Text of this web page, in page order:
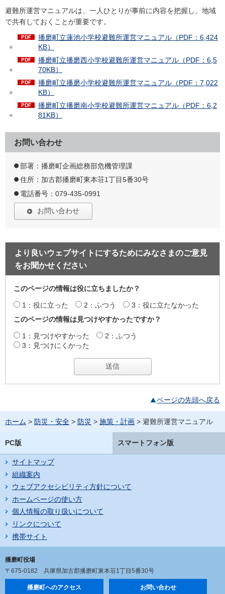
避難所運営マニュアルは、一人ひとりが事前に内容を把握し、地域
で共有しておくことが重要です。
播磨町立蓮池小学校避難所運営マニュアル（PDF：6,424
KB）
播磨町立播磨西小学校避難所運営マニュアル（PDF：6,5
70KB）
播磨町立播磨小学校避難所運営マニュアル（PDF：7,022
KB）
播磨町立播磨南小学校避難所運営マニュアル（PDF：6,2
81KB）
お問い合わせ
部署：播磨町企画総務部危機管理課
住所：加古郡播磨町東本荘1丁目5番30号
電話番号：079-435-0991
お問い合わせ
より良いウェブサイトにするためにみなさまのご意見
をお聞かせください
このページの情報は役に立ちましたか？
1：役に立った 2：ふつう
3：役に立たなかった
このページの情報は見つけやすかったですか？
1：見つけやすかった
2：ふつう
3：見つけにくかった
ページの先頭へ戻る
ホーム > 防災・安全 > 防災 > 施策・計画 > 避難所運営マニュアル
PC版 スマートフォン版
サイトマップ
組織案内
ウェブアクセシビリティ方針について
ホームページの使い方
個人情報の取り扱いについて
リンクについて
携帯サイト
播磨町役場
〒675-0182 兵庫県加古郡播磨町東本荘1丁目5番30号
播磨町へのアクセス お問い合わせ